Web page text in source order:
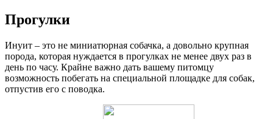
Прогулки
Инуит – это не миниатюрная собачка, а довольно крупная
порода, которая нуждается в прогулках не менее двух раз в
день по часу. Крайне важно дать вашему питомцу
возможность побегать на специальной площадке для собак,
отпустив его с поводка.